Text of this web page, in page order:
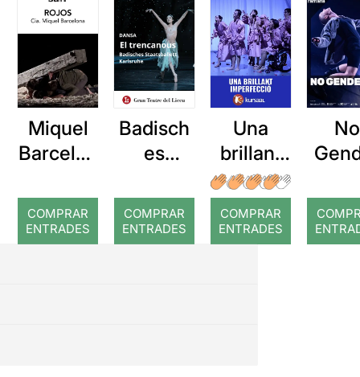
Miquel
Barcelon
COMPRAR
ENTRADES
Badisch
es
llett
Karlsruh
e: El
COMPRAR
ENTRADES
Una
brillant
imperfec
ció (o
mort
COMPRAR
ENTRADES
No